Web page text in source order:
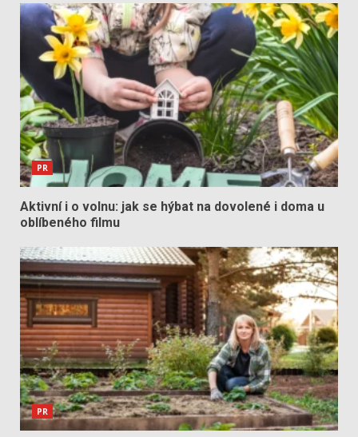
PR
Aktivní i o volnu: jak se hýbat na dovolené i doma u
oblíbeného filmu
PR